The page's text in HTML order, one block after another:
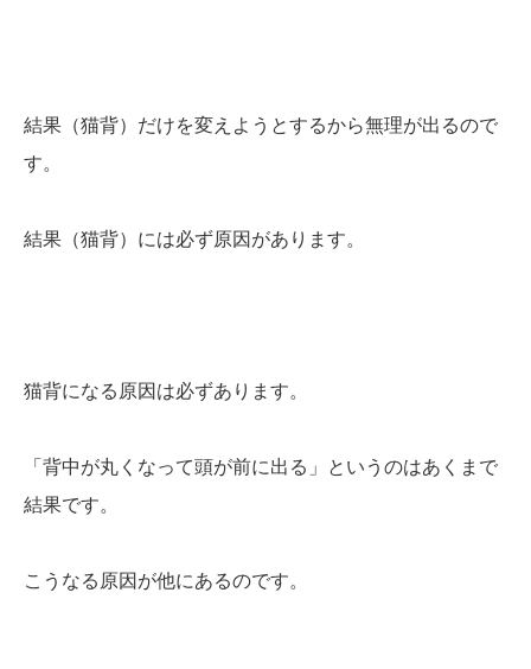
結果（猫背）だけを変えようとするから無理が出るので
す。
結果（猫背）には必ず原因があります。
猫背になる原因は必ずあります。
「背中が丸くなって頭が前に出る」というのはあくまで
結果です。
こうなる原因が他にあるのです。